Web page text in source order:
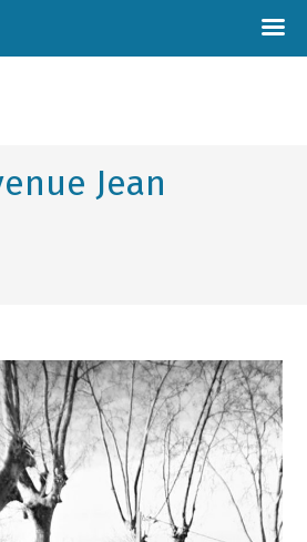
Jean
d’outils